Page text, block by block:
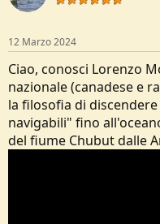
12 Marzo 2024
Ciao, conosci Lorenzo
nazionale (canadese e
la filosofia di
navigabili" fino
del fiume Chubut dalle